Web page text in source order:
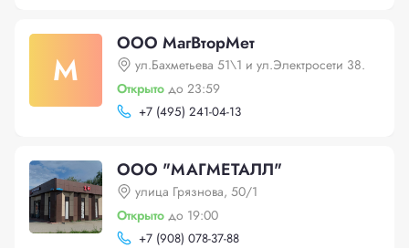
М
ООО МагВторМет
ул.Бахметьева 51\1 и ул.Электросети 38.
Открыто до 23:59
+7 (495) 241-04-13
ООО "МАГМЕТАЛЛ"
улица Грязнова, 50/1
Открыто до 19:00
+7 (908) 078-37-88